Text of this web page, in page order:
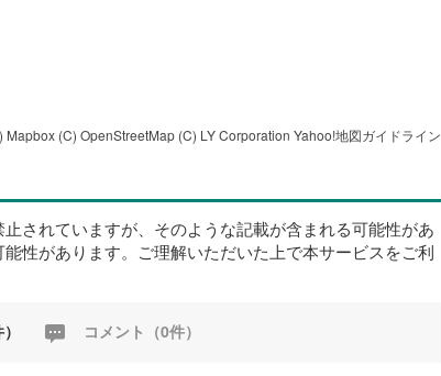
Mapbox (C) OpenStreetMap (C) LY Corporation Yahoo!地図ガイドライン
されていますが、そのような記載が含まれる可能性があ
性があります。ご理解いただいた上で本サービスをご利
コメント（0件）